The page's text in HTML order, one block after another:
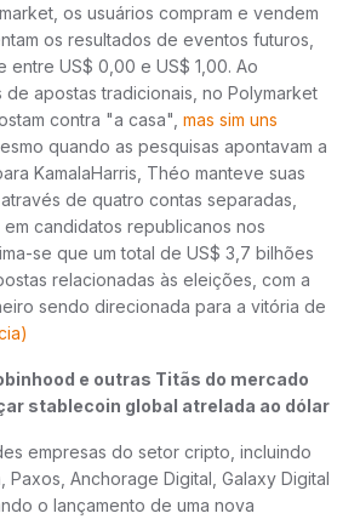
os usuários compram e vendem
os resultados de eventos futuros,
entre US$ 0,00 e US$ 1,00. Ao
de apostas tradicionais, no Polymarket
contra "a casa", mas sim uns
quando as pesquisas apontavam a
KamalaHarris, Théo manteve suas
de quatro contas separadas,
candidatos republicanos nos
se que um total de US$ 3,7 bilhões
relacionadas às eleições, com a
sendo direcionada para a vitória de
e outras Titãs do mercado
stablecoin global atrelada ao dólar
empresas do setor cripto, incluindo
Paxos, Anchorage Digital, Galaxy Digital
o lançamento de uma nova